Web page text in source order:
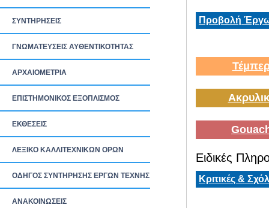
ΣΥΝΤΗΡΗΣΕΙΣ
ΓΝΩΜΑΤΕΥΣΕΙΣ ΑΥΘΕΝΤΙΚΟΤΗΤΑΣ
ΑΡΧΑΙΟΜΕΤΡΙΑ
ΕΠΙΣΤΗΜΟΝΙΚΟΣ ΕΞΟΠΛΙΣΜΟΣ
ΕΚΘΕΣΕΙΣ
ΛΕΞΙΚΟ ΚΑΛΛΙΤΕΧΝΙΚΩΝ ΟΡΩΝ
ΟΔΗΓΟΣ ΣΥΝΤΗΡΗΣΗΣ ΕΡΓΩΝ ΤΕΧΝΗΣ
ΑΝΑΚΟΙΝΩΣΕΙΣ
Προβολή
Ειδικές
Κριτικές &